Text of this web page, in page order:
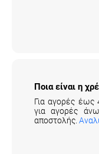
Ποια είναι η
Για αγορές έως
για αγορές
αποστολής.